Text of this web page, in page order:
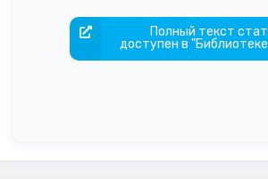
Полный текст
доступен в